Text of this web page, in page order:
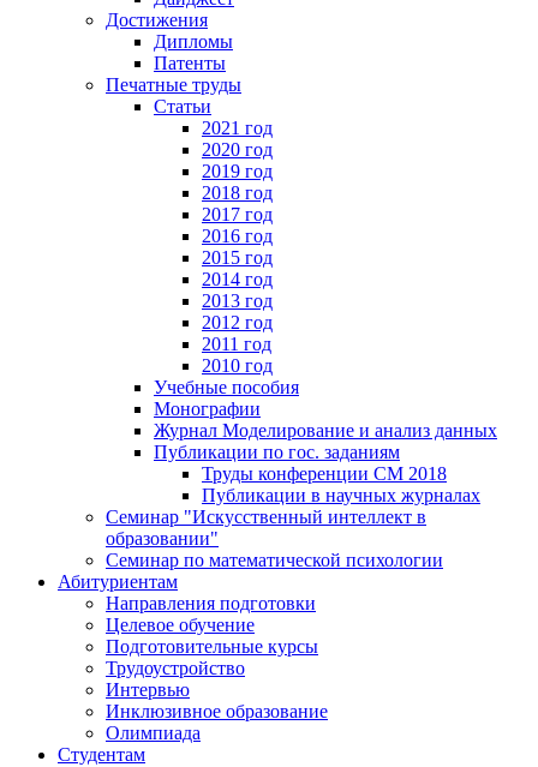
Достижения
Дипломы
Патенты
Печатные труды
Статьи
2021 год
2020 год
2019 год
2018 год
2017 год
2016 год
2015 год
2014 год
2013 год
2012 год
2011 год
2010 год
Учебные пособия
Монографии
Журнал Моделирование и анализ данных
Публикации по гос. заданиям
Труды конференции CM 2018
Публикации в научных журналах
Семинар "Искусственный интеллект в
образовании"
Семинар по математической психологии
Абитуриентам
Направления подготовки
Целевое обучение
Подготовительные курсы
Трудоустройство
Интервью
Инклюзивное образование
Олимпиада
Студентам